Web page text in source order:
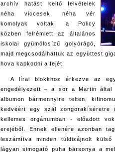
archív hatást keltő felvételek
néha viccesek, néha vér
komolyak voltak, a Policy
közben felrémlett az általános
iskolai gyümölcsízű golyórágó,
majd megcsodálhattuk az együttest
hova kapkodni a fejét.
A lírai blokkhoz érkezve az
engedélyezett – a sor a Martin
albumon bármennyire telten,
kedvéért egy szál
kellemes orgánumban - előadott
erejéből. Ennek ellenére azonban
leszámítva minden túldizájnolt
lágyan simogató puha bársonya a